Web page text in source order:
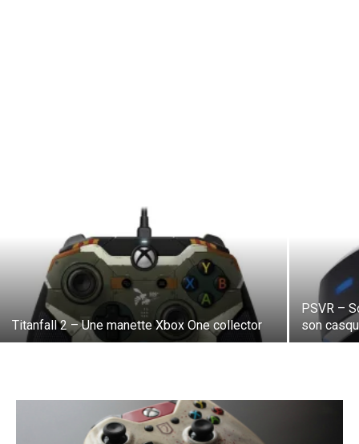
Titanfall 2 – Une manette Xbox One collector
PSVR –
son